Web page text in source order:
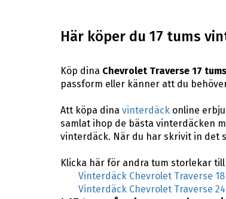
Här köper du 17 tums
Köp dina Chevrolet Traverse 17
passform eller känner att du
Att köpa dina vinterdäckonline
samlat ihop de bästa vinterdäcken
vinterdäck. När du har skrivit in det
Klicka här för andra tum storlekar
Vinterdäck Chevrolet Traverse
Vinterdäck Chevrolet Traverse